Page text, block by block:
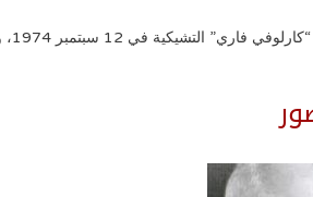
12 سبتمبر 1974، ونقل جثمانه إلى القدس حيث دفن بجوار المسجد الاقصى.